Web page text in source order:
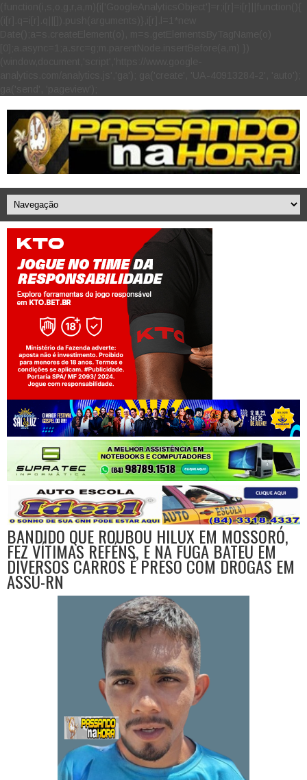
Jogue com responsabilidade. 18+
BANDIDO QUE ROUBOU HILUX EM MOSSORÓ,
FEZ VÍTIMAS REFÉNS, E NA FUGA BATEU EM
DIVERSOS CARROS É PRESO COM DROGAS EM
ASSÚ-RN